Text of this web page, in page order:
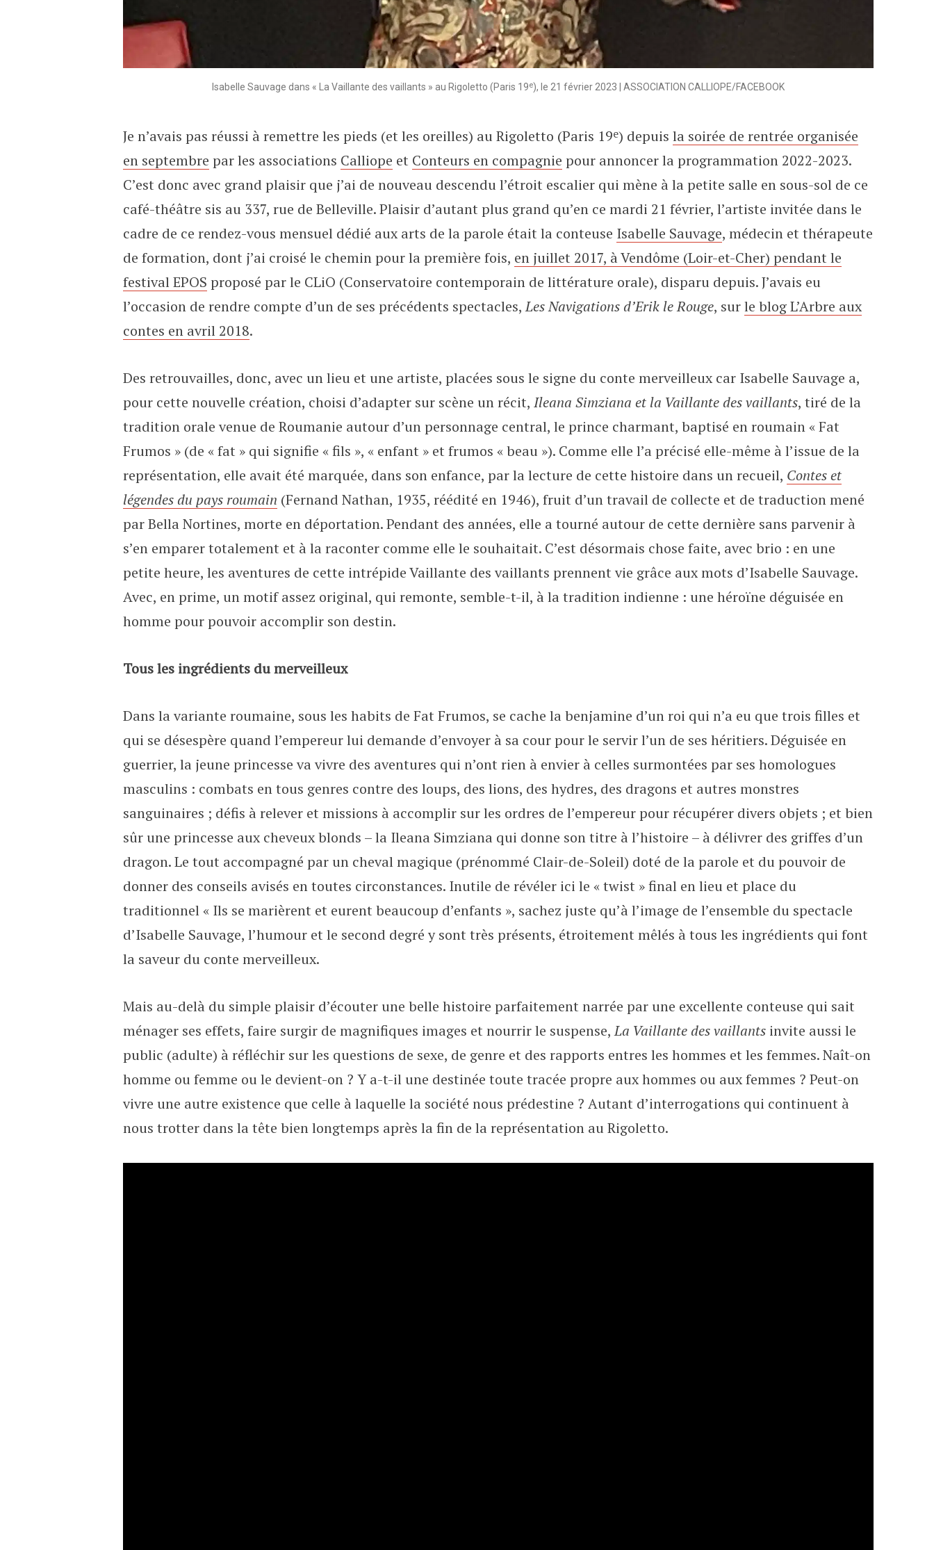
Isabelle Sauvage dans « La Vaillante des vaillants » au Rigoletto (Paris 19e), le 21 février 2023 | ASSOCIATION CALLIOPE/FACEBOOK
Je n’avais pas réussi à remettre les pieds (et les oreilles) au Rigoletto (Paris 19e) depuis la soirée de rentrée organisée
en septembre par les associations Calliope et Conteurs en compagnie pour annoncer la programmation 2022-2023.
C’est donc avec grand plaisir que j’ai de nouveau descendu l’étroit escalier qui mène à la petite salle en sous-sol de ce
café-théâtre sis au 337, rue de Belleville. Plaisir d’autant plus grand qu’en ce mardi 21 février, l’artiste invitée dans le
cadre de ce rendez-vous mensuel dédié aux arts de la parole était la conteuse Isabelle Sauvage, médecin et thérapeute
de formation, dont j’ai croisé le chemin pour la première fois, en juillet 2017, à Vendôme (Loir-et-Cher) pendant le
festival EPOS proposé par le CLiO (Conservatoire contemporain de littérature orale), disparu depuis. J’avais eu
l’occasion de rendre compte d’un de ses précédents spectacles,Les Navigations d’Erik le Rouge, surle blog L’Arbre aux
contes en avril 2018.
Des retrouvailles, donc, avec un lieu et une artiste, placées sous le signe du conte merveilleux car Isabelle Sauvage a,
pour cette nouvelle création, choisi d’adapter sur scène un récit, Ileana Simziana et la Vaillante des vaillants, tiré de la
tradition orale venue de Roumanie autour d’un personnage central, le prince charmant, baptisé en roumain « Fat
Frumos » (de « fat » qui signifie « fils », « enfant » et frumos « beau »). Comme elle l’a précisé elle-même à l’issue de la
représentation, elle avait été marquée, dans son enfance, par la lecture de cette histoire dans un recueil, Contes et
légendes du pays roumain (Fernand Nathan, 1935, réédité en 1946), fruit d’un travail de collecte et de traduction mené
par Bella Nortines, morte en déportation. Pendant des années, elle a tourné autour de cette dernière sans parvenir à
s’en emparer totalement et à la raconter comme elle le souhaitait. C’est désormais chose faite, avec brio : en une
petite heure, les aventures de cette intrépide Vaillante des vaillants prennent vie grâce aux mots d’Isabelle Sauvage.
Avec, en prime, un motif assez original, qui remonte, semble-t-il, à la tradition indienne : une héroïne déguisée en
homme pour pouvoir accomplir son destin.
Tous les ingrédients du merveilleux
Dans la variante roumaine, sous les habits de Fat Frumos, se cache la benjamine d’un roi qui n’a eu que trois filles et
qui se désespère quand l’empereur lui demande d’envoyer à sa cour pour le servir l’un de ses héritiers. Déguisée en
guerrier, la jeune princesse va vivre des aventures qui n’ont rien à envier à celles surmontées par ses homologues
masculins : combats en tous genres contre des loups, des lions, des hydres, des dragons et autres monstres
sanguinaires ; défis à relever et missions à accomplir sur les ordres de l’empereur pour récupérer divers objets ; et bien
sûr une princesse aux cheveux blonds – la Ileana Simziana qui donne son titre à l’histoire – à délivrer des griffes d’un
dragon. Le tout accompagné par un cheval magique (prénommé Clair-de-Soleil) doté de la parole et du pouvoir de
donner des conseils avisés en toutes circonstances. Inutile de révéler ici le « twist » final en lieu et place du
traditionnel « Ils se marièrent et eurent beaucoup d’enfants », sachez juste qu’à l’image de l’ensemble du spectacle
d’Isabelle Sauvage, l’humour et le second degré y sont très présents, étroitement mêlés à tous les ingrédients qui font
la saveur du conte merveilleux.
Mais au-delà du simple plaisir d’écouter une belle histoire parfaitement narrée par une excellente conteuse qui sait
ménager ses effets, faire surgir de magnifiques images et nourrir le suspense,La Vaillante des vaillants invite aussi le
public (adulte) à réfléchir sur les questions de sexe, de genre et des rapports entres les hommes et les femmes. Naît-on
homme ou femme ou le devient-on ? Y a-t-il une destinée toute tracée propre aux hommes ou aux femmes ? Peut-on
vivre une autre existence que celle à laquelle la société nous prédestine ? Autant d’interrogations qui continuent à
nous trotter dans la tête bien longtemps après la fin de la représentation au Rigoletto.